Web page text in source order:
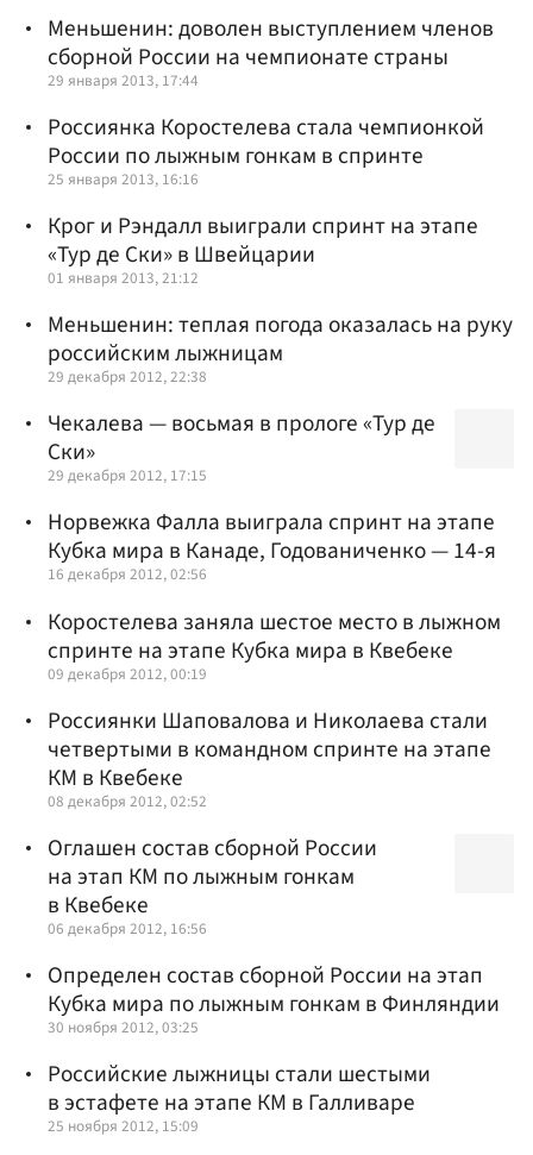
Меньшенин: доволен выступлением членов
сборной России на чемпионате страны
29 января 2013, 17:44
Россиянка Коростелева стала чемпионкой
России по лыжным гонкам в спринте
25 января 2013, 16:16
Крог и Рэндалл выиграли спринт на этапе
«Тур де Ски» в Швейцарии
01 января 2013, 21:12
Меньшенин: теплая погода оказалась на руку
российским лыжницам
29 декабря 2012, 22:38
Чекалева — восьмая в прологе «Тур де
Ски»
29 декабря 2012, 17:15
Норвежка Фалла выиграла спринт на этапе
Кубка мира в Канаде, Годованиченко — 14-я
16 декабря 2012, 02:56
Коростелева заняла шестое место в лыжном
спринте на этапе Кубка мира в Квебеке
09 декабря 2012, 00:19
Россиянки Шаповалова и Николаева стали
четвертыми в командном спринте на этапе
КМ в Квебеке
08 декабря 2012, 02:52
Оглашен состав сборной России
на этап КМ по лыжным гонкам
в Квебеке
06 декабря 2012, 16:56
Определен состав сборной России на этап
Кубка мира по лыжным гонкам в Финляндии
30 ноября 2012, 03:25
Российские лыжницы стали шестыми
в эстафете на этапе КМ в Галливаре
25 ноября 2012, 15:09